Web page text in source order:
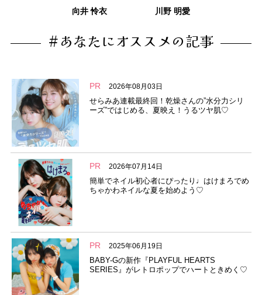
向井 怜衣 川野 明愛
#あなたにオススメの記事
PR 2026年08月03日
せらみあ連載最終回！乾燥さんの”水分力シリ
ーズ”ではじめる、夏映え！うるツヤ肌♡
PR 2026年07月14日
簡単でネイル初心者にぴったり♩はけまろでめ
ちゃかわネイルな夏を始めよう♡
PR 2025年06月19日
BABY-Gの新作『PLAYFUL HEARTS
SERIES』がレトロポップでハートときめく♡